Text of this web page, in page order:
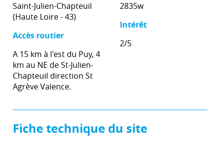
Saint-Julien-Chapteuil
(Haute Loire - 43)
Accès routier
A 15 km à l'est du Puy, 4
km au NE de St-Julien-
Chapteuil direction St
Agrève Valence.
2835w
Intérêt
2/5
Fiche technique du site